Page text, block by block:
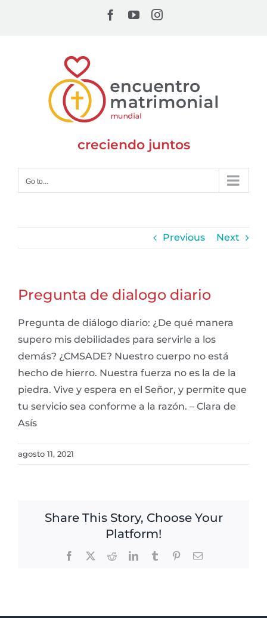
Facebook
YouTubeInstagram
creciendo juntos
Go to...
Previous Next
Pregunta de dialogo diario
Pregunta de diálogo diario: ¿De qué manera
supero mis debilidades para servirle a los
demás? ¿CMSADE? Nuestro cuerpo no está
hecho de hierro. Nuestra fuerza no es la de la
piedra. Vive y espera en el Señor, y permite que
tu servicio sea conforme a la razón. – Clara de
Asís
agosto 11, 2021
Share This Story, Choose Your
Platform!
Facebook RedditLinkedInTumblr PinterestEmail